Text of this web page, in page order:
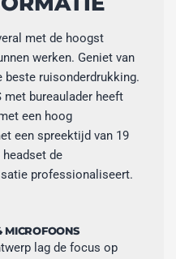
met de hoogst
werken. Geniet van
ruisonderdrukking.
met bureaulader heeft
een hoog
een spreektijd van 19
de
professionaliseert.
MICROFOONS
lag de focus op